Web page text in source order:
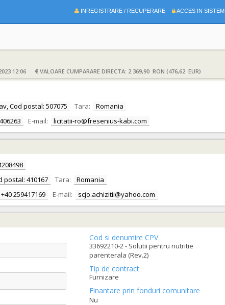
INREGISTRARE / RECUPERARE ACCES IN SISTEM
12:06 VALOARE CUMPARARE DIRECTA: 2.369,90 RON (476,62 EUR)
Cod postal: 507075 Tara:
Romania
E-mail: licitatii-ro@fresenius-kabi.com
postal: 410167 Tara:
Romania
+40 259417169 E-mail: scjo.achizitii@yahoo.com
Cod si denumire CPV
33692210-2 - Solutii pentru nutritie
parenterala (Rev.2)
Tip de contract
Furnizare
Finantare prin fonduri comunitare
Nu